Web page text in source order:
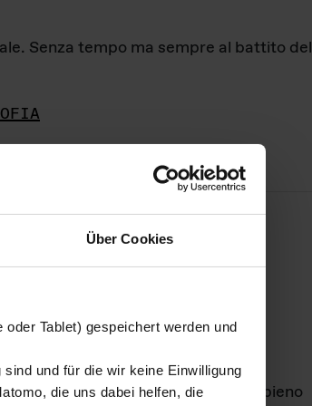
Über Cookies
Tablet) gespeichert werden und
und für die wir keine Einwilligung
die uns dabei helfen, die
Senza tempo ma sempre al battito del
LebenGmbH e rimangono in pieno